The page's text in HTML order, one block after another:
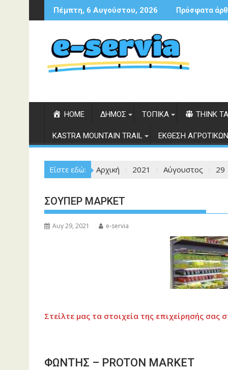
Περάστε
στο
Πέμπτη, 6 Αυγούστου, 2026 Πρόσφατα
HOME ΔΗΜΟΣ ΤΟΠΙΚΑ THINK
KASTRA MOUNTAIN TRAIL ΕΚΘΕΣΗ
Είστε εδώ: Αρχική 2021 Αύγουστος 29
ΣΟΥΠΕΡ ΜΑΡΚΕΤ
Αυγ 29, 2021 e-servia
Στείλτε μας τα στοιχεία της επιχείρησής σας
ΦΩΝΤΗΣ – PROTON MARKET